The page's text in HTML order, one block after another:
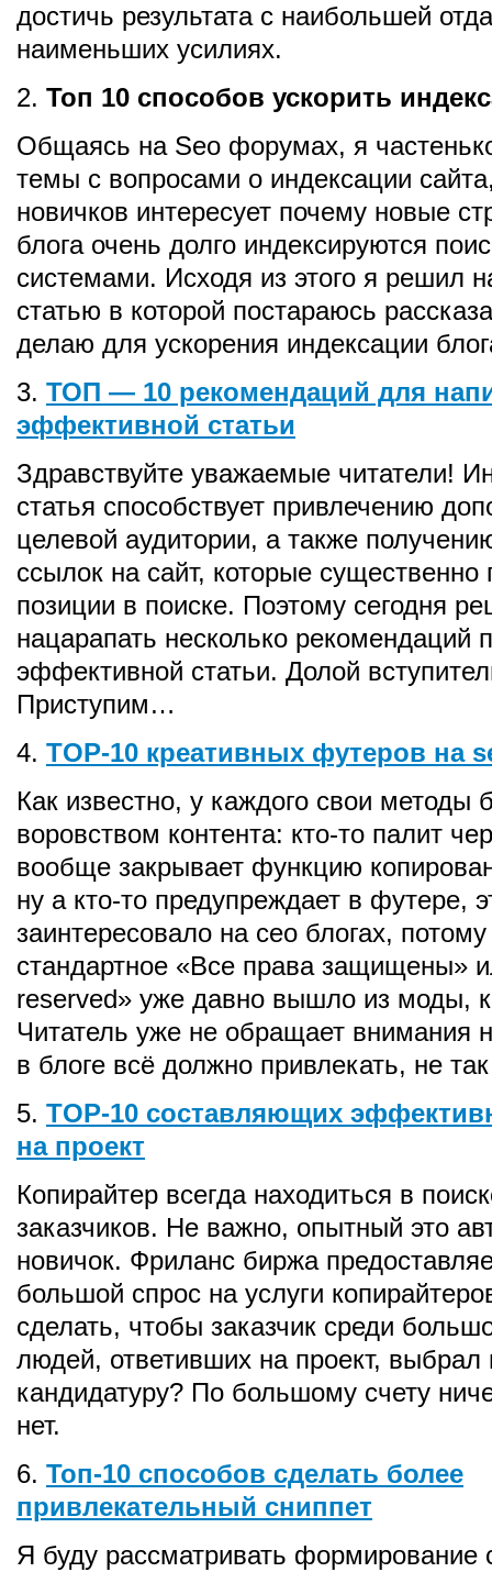
достичь результата с наибольшей
наименьших усилиях.
2. Топ 10 способов ускорить
Общаясь на Seo форумах, я
темы с вопросами о индексации
новичков интересует почему новые
блога очень долго индексируются
системами. Исходя из этого я решил
статью в которой постараюсь
делаю для ускорения индексации
3. ТОП — 10 рекомендаций для
эффективной статьи
Здравствуйте уважаемые читатели!
статья способствует привлечению
целевой аудитории, а также
ссылок на сайт, которые существенно
позиции в поиске. Поэтому сегодня
нацарапать несколько рекомендаций
эффективной статьи. Долой
Приступим…
4. TOP-10 креативных футеров на
Как известно, у каждого свои методы
воровством контента: кто-то палит
вообще закрывает функцию
ну а кто-то предупреждает в футере,
заинтересовало на сео блогах, потому
стандартное «Все права защищены»
reserved» уже давно вышло из моды,
Читатель уже не обращает внимания
в блоге всё должно привлекать, не
5. TOP-10 составляющих
на проект
Копирайтер всегда находиться в
заказчиков. Не важно, опытный это
новичок. Фриланс биржа
большой спрос на услуги
сделать, чтобы заказчик среди
людей, ответивших на проект,
кандидатуру? По большому счету
нет.
6. Топ-10 способов сделать более
привлекательный сниппет
Я буду рассматривать формирование